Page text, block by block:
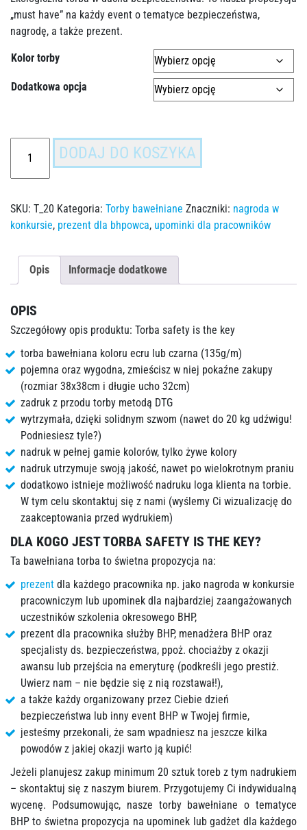
„must have” na każdy event o tematyce bezpieczeństwa,
nagrodę, a także prezent.
Kolor torby
Dodatkowa opcja
DODAJ DO KOSZYKA
SKU: T_20 Kategoria: Torby bawełniane Znaczniki: nagroda w
konkursie, prezent dla bhpowca, upominki dla pracowników
Opis Informacje dodatkowe
OPIS
Szczegółowy opis produktu: Torba safety is the key
torba bawełniana koloru ecru lub czarna (135g/m)
pojemna oraz wygodna, zmieścisz w niej pokaźne zakupy
(rozmiar 38x38cm i długie ucho 32cm)
zadruk z przodu torby metodą DTG
wytrzymała, dzięki solidnym szwom (nawet do 20 kg udźwigu!
Podniesiesz tyle?)
nadruk w pełnej gamie kolorów, tylko żywe kolory
nadruk utrzymuje swoją jakość, nawet po wielokrotnym praniu
dodatkowo istnieje możliwość nadruku loga klienta na torbie.
W tym celu skontaktuj się z nami (wyślemy Ci wizualizację do
zaakceptowania przed wydrukiem)
DLA KOGO JEST TORBA SAFETY IS THE KEY?
Ta bawełniana torba to świetna propozycja na:
prezent dla każdego pracownika np. jako nagroda w konkursie
pracowniczym lub upominek dla najbardziej zaangażowanych
uczestników szkolenia okresowego BHP,
prezent dla pracownika służby BHP, menadżera BHP oraz
specjalisty ds. bezpieczeństwa, ppoż. chociażby z okazji
awansu lub przejścia na emeryturę (podkreśli jego prestiż.
Uwierz nam – nie będzie się z nią rozstawał!),
a także każdy organizowany przez Ciebie dzień
bezpieczeństwa lub inny event BHP w Twojej firmie,
jesteśmy przekonali, że sam wpadniesz na jeszcze kilka
powodów z jakiej okazji warto ją kupić!
Jeżeli planujesz zakup minimum 20 sztuk toreb z tym nadrukiem
– skontaktuj się z naszym biurem. Przygotujemy Ci indywidualną
wycenę. Podsumowując, nasze torby bawełniane o tematyce
BHP to świetna propozycja na upominek lub gadżet dla każdego